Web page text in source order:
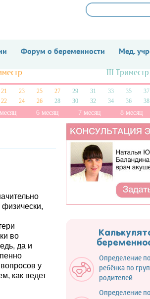
Форум о беременности Мед.
III Триместр
21 23 25 27 29 31 33 35 37
22 24 26 28 30 32 34 36 38
6 месяц 7 месяц 8 месяц
физически,
во
да и
у
как ведет
Определение
ребёнка по
родителей
Определение